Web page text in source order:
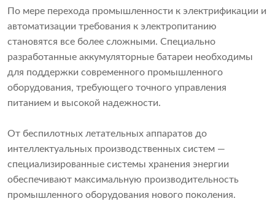
По мере перехода промышленности к электрификации и
автоматизации требования к электропитанию
становятся все более сложными. Специально
разработанные аккумуляторные батареи необходимы
для поддержки современного промышленного
оборудования, требующего точного управления
питанием и высокой надежности.
От беспилотных летательных аппаратов до
интеллектуальных производственных систем —
специализированные системы хранения энергии
обеспечивают максимальную производительность
промышленного оборудования нового поколения.